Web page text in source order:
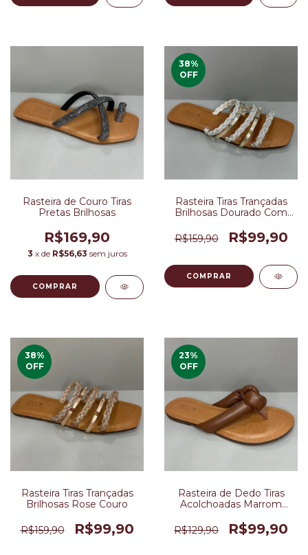
Rasteira de Couro Tiras
Pretas Brilhosas
R$169,90
3 x de R$56,63 sem juros
COMPRAR
38%
OFF
Rasteira Tiras Trançadas
Brilhosas Dourado Com
R$159,90
R$99,90
COMPRAR
38%
OFF
Rasteira Tiras Trançadas
Brilhosas Rose Couro
R$159,90 R$99,90
23%
OFF
Rasteira de Dedo Tiras
Acolchoadas Marrom
R$129,90
R$99,90